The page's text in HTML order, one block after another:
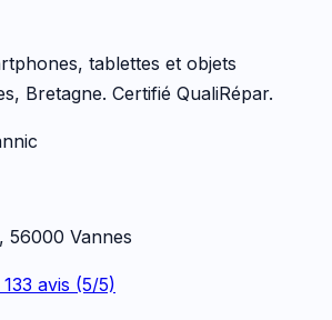
tablettes et objets
Bretagne. Certifié QualiRépar.
56000 Vannes
133 avis (5/5)